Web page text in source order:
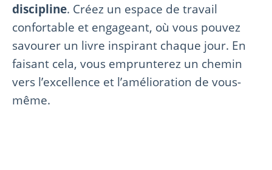
discipline. Créez un espace de travail
confortable et engageant, où vous pouvez
savourer un livre inspirant chaque jour. En
faisant cela, vous emprunterez un chemin
vers l’excellence et l’amélioration de vous-
même.